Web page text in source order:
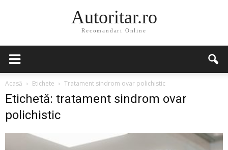
Autoritar.ro
Recomandari Online
Acasă Etichete Tratament sindrom ovar polichistic
Etichetă: tratament sindrom ovar
polichistic